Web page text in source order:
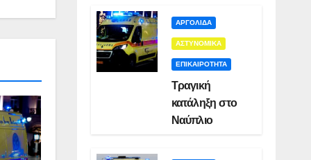
ΑΡΓΟΛΙΔΑ
ΑΣΤΥΝΟΜΙΚΑ
ΕΠΙΚΑΙΡΟΤΗΤΑ
Τραγική
κατάληξη στο
Ναύπλιο